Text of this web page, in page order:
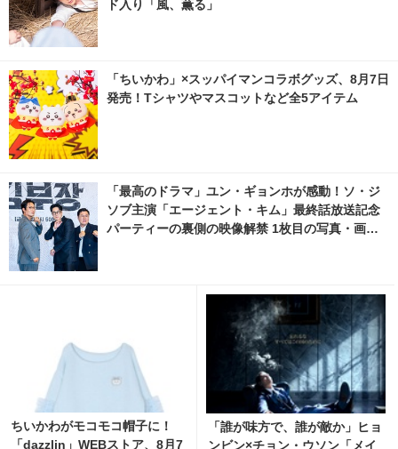
ド入り「風、薫る」
「ちいかわ」×スッパイマンコラボグッズ、8月7日
発売！Tシャツやマスコットなど全5アイテム
「最高のドラマ」ユン・ギョンホが感動！ソ・ジ
ソブ主演「エージェント・キム」最終話放送記念
パーティーの裏側の映像解禁 1枚目の写真・画像 |
ちいかわがモコモコ帽子に！
「dazzlin」WEBストア、8月7
「誰が味方で、誰が敵か」ヒョ
ンビン×チョン・ウソン「メイ